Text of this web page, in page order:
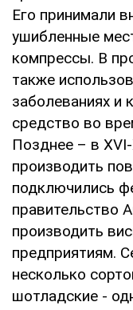
Его принимали
ушибленные
компрессы. В
также
заболеваниях и
средство во
Позднее – в
производить
подключились
правительство
производить
предприятиям.
несколько
шотладские -